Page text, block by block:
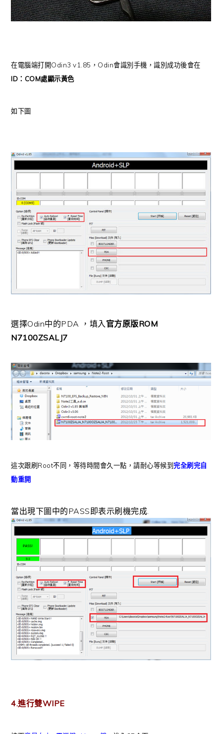
在電腦端打開Odin3 v1.85，Odin會識別手機，識別成功後會在
ID：COM處顯示黃色
如下圖
選擇Odin中的PDA ，填入 官方原版ROM
N7100ZSALJ7
這次跟刷Root不同，等待時間會久一點，請耐心等候到完全刷完自
動重開
當出現下圖中的PASS即表示刷機完成.
4.進行雙WIPE